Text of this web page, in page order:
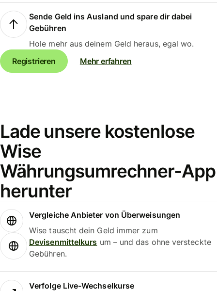
Sende Geld ins Ausland und spare dir dabei
Gebühren
Hole mehr aus deinem Geld heraus, egal wo.
Registrieren
Mehr erfahren
Lade unsere kostenlose
Wise
Währungsumrechner-App
herunter
Vergleiche Anbieter von Überweisungen
Wise tauscht dein Geld immer zum
Devisenmittelkurs um – und das ohne versteckte
Gebühren.
Verfolge Live-Wechselkurse